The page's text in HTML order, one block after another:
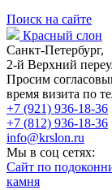
Поиск на сайте
Красный слон
Санкт-Петербург,
2-й Верхний
Просим
время визита по
+7 (921) 936-18-36
+7 (812) 936-18-36
info@krslon.ru
Мы в соц сетях:
Сайт по
камня